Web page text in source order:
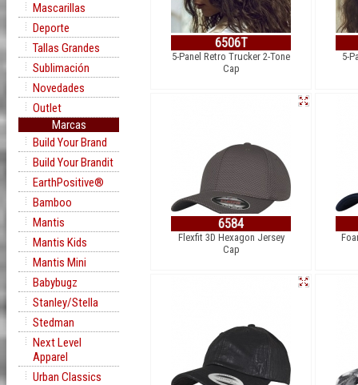
Mascarillas
Deporte
Tallas Grandes
Sublimación
Novedades
Outlet
Marcas
Build Your Brand
Build Your Brandit
EarthPositive®
Bamboo
Mantis
Mantis Kids
Mantis Mini
Babybugz
Stanley/Stella
Stedman
Next Level
Apparel
Urban Classics
6506T
5-Panel Retro Trucker 2-Tone
Cap
5-
6584
Flexfit 3D Hexagon Jersey
Cap